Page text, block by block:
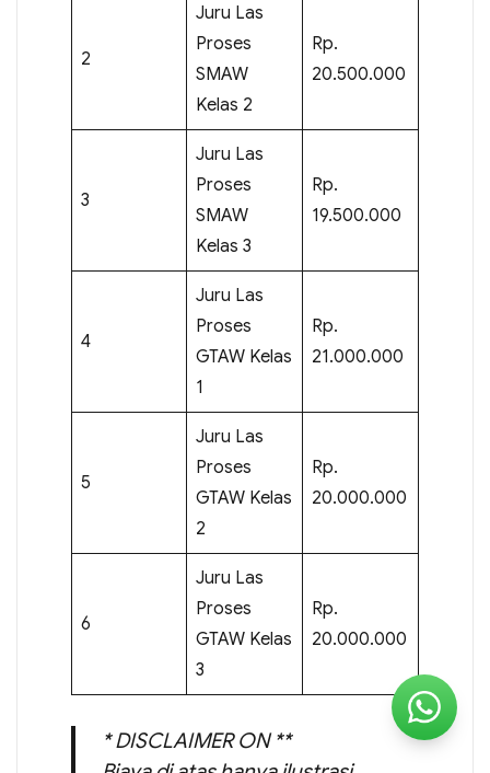
2
Juru Las
Proses
SMAW
Kelas 2
Rp.
20.500.000
3
Juru Las
Proses
SMAW
Kelas 3
Rp.
19.500.000
4
Juru Las
Proses
GTAW Kelas
1
Rp.
21.000.000
5
Juru Las
Proses
GTAW Kelas
2
Rp.
20.000.000
6
Juru Las
Proses
GTAW Kelas
3
Rp.
20.000.000
* DISCLAIMER ON **